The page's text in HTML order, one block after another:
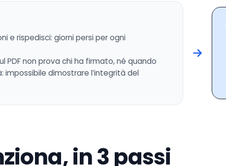
e rispedisci: giorni persi per ogni
PDF non prova chi ha firmato, né quando
impossibile dimostrare l’integrità del
in 3 passi